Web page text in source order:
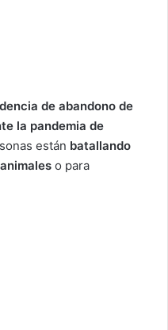
de abandono de
la pandemia de
están batallando
o para